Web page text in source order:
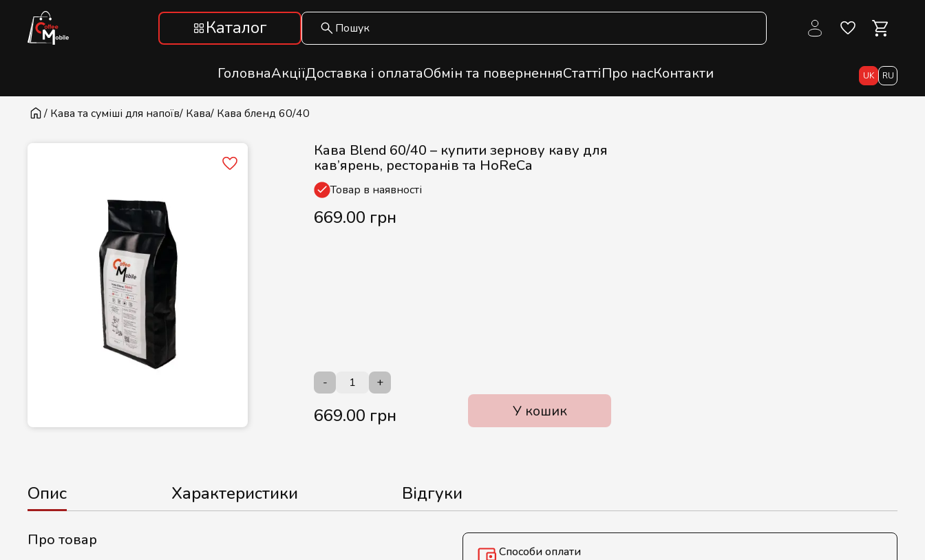
Каталог
ГоловнаАкціїДоставка і оплатаОбмін та поверненняСтаттіПро насКонтакти UK RU
/ Кава та суміші для напоїв/ Кава/ Кава бленд 60/40
Кава Blend 60/40 – купити зернову каву для
кав’ярень, ресторанів та HoReCa
Товар в наявності
669.00 грн
- +
669.00 грн У кошик
Опис Характеристики Відгуки
Про товар
Способи оплати